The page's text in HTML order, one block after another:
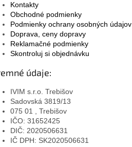
Kontakty
Obchodné podmienky
Podmienky ochrany osobných údajov
Doprava, ceny dopravy
Reklamačné podmienky
Skontroluj si objednávku
údaje:
IVIM s.r.o. Trebišov
Sadovská 3819/13
075 01 , Trebišov
IČO: 31652425
DIČ: 2020506631
IČ DPH: SK2020506631